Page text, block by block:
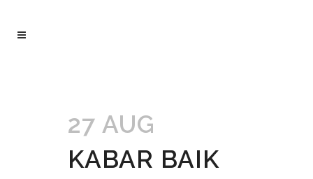
27 AUG
KABAR BAIK